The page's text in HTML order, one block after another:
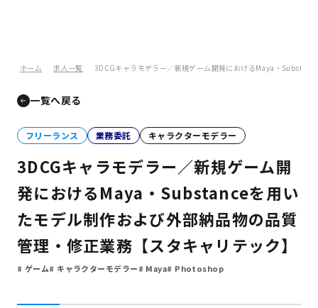
ホーム 求人一覧 3DCGキャラモデラー／新規ゲーム開発におけるMaya・
一覧へ戻る
フリーランス 業務委託 キャラクターモデラー
3DCGキャラモデラー／新規ゲーム開
発におけるMaya・Substanceを用い
たモデル制作および外部納品物の品質
管理・修正業務【スタキャリテック】
ゲーム キャラクターモデラー Maya Photoshop